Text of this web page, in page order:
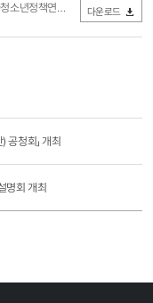
구원 원장 초빙.pdf 다운로드
공청회」 개최
명회 개최